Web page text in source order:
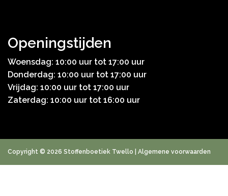
Openingstijden
Woensdag: 10:00 uur tot 17:00 uur
Donderdag: 10:00 uur tot 17:00 uur
Vrijdag: 10:00 uur tot 17:00 uur
Zaterdag: 10:00 uur tot 16:00 uur
Copyright © 2026 Stoffenboetiek Twello | Algemene voorwaarden